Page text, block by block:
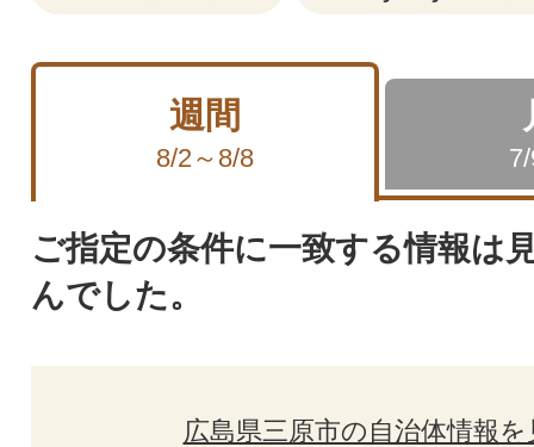
週間
8/2～8/8
ご指定の条件に一致する情報は
んでした。
広島県三原市の自治体情報を